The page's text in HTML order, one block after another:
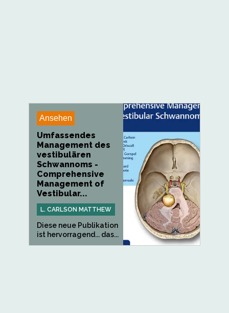
Ansehen
Umfassendes
Management des
vestibulären
Schwannoms -
Comprehensive
Management of
Vestibular...
L. CARLSON MATTHEW
Diese neue Publikation
ist hervorragend... das...